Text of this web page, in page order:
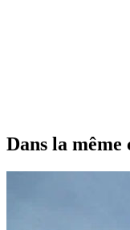
Dans la même